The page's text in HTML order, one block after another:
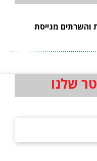
מגייסת
שלנו